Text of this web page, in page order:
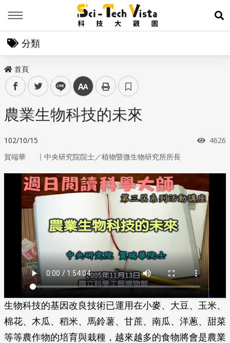
展
分類
首頁
facebooktwitter line 中
農業生物科技的未來
102/10/15 瀏覽
4626
賀端華 ｜ 中央研究院院士／植物暨微生物研究所所長
生物科技的基因改良技術已運用在小麥、大豆、玉米、
棉花、木瓜、稻米、馬鈴薯、甘蔗、南瓜、洋蔥、甜菜
等等農作物的培育與栽種，越來越多的食物將會是農業